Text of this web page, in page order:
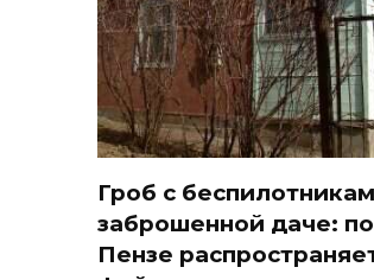
Гроб с
заброшенной даче: по
Пензе